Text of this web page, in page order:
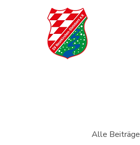
Alle Beiträge